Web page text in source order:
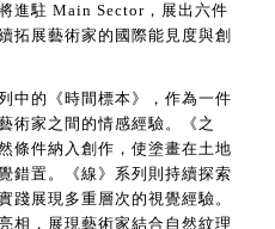
進駐 Main Sector，展出六件
拓展藝術家的國際能見度與創
中的《時間標本》，作為一件
術家之間的情感經驗。《之
條件納入創作，使塗畫在土地
錯置。《線》系列則持續探索
踐展現多重層次的視覺經驗。
相，展現藝術家結合自然紋理